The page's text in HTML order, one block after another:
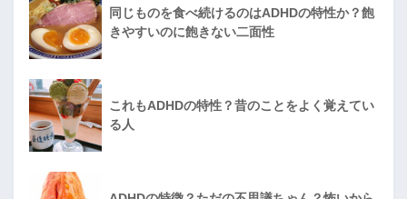
同じものを食べ続けるのはADHDの特性か？飽
きやすいのに飽きない二面性
これもADHDの特性？昔のことをよく覚えてい
る人